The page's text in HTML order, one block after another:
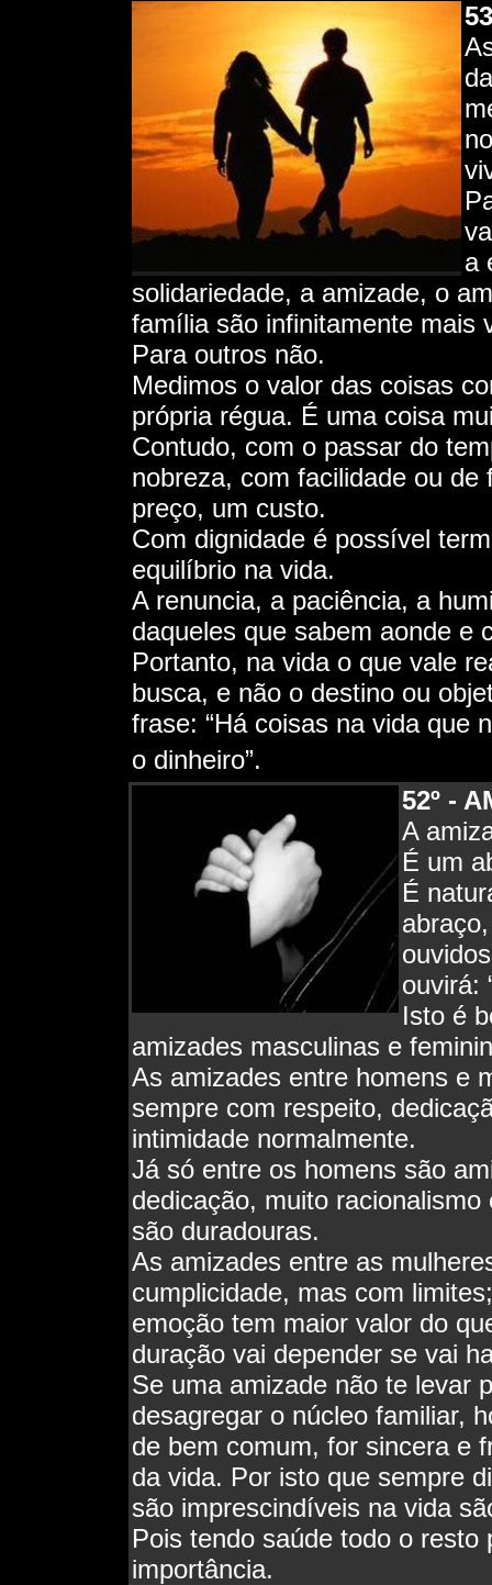
a
solidariedade, a amizade, o
família são infinitamente mais
Para outros não.
Medimos o valor das coisas
própria régua. É uma coisa
Contudo, com o passar do
nobreza, com facilidade ou
preço, um custo.
Com dignidade é possível
equilíbrio na vida.
A renuncia, a paciência, a
daqueles que sabem aonde e
Portanto, na vida o que vale
busca, e não o destino ou
frase: “Há coisas na vida que
o dinheiro”.
52º -
A
É um
É
ouvirá:
Isto é
amizades masculinas e
As amizades entre homens e
sempre com respeito,
intimidade normalmente.
Já só entre os homens são
dedicação, muito
são duradouras.
As amizades entre as
cumplicidade, mas com
emoção tem maior valor do
duração vai depender se vai
Se uma amizade não te levar
desagregar o núcleo familiar,
de bem comum, for sincera e
da vida. Por isto que sempre
são imprescindíveis na vida
Pois tendo saúde todo o
importância.